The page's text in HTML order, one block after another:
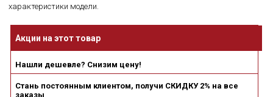
характеристики модели.
Акции на этот товар
Нашли дешевле? Снизим цену!
Стань постоянным клиентом, получи СКИДКУ 2% на все
заказы